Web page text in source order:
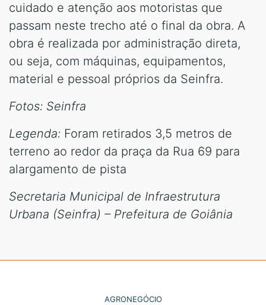
cuidado e atenção aos motoristas que
passam neste trecho até o final da obra. A
obra é realizada por administração direta,
ou seja, com máquinas, equipamentos,
material e pessoal próprios da Seinfra.
Fotos: Seinfra
Legenda: Foram retirados 3,5 metros de
terreno ao redor da praça da Rua 69 para
alargamento de pista
Secretaria Municipal de Infraestrutura
Urbana (Seinfra) – Prefeitura de Goiânia
AGRONEGÓCIO